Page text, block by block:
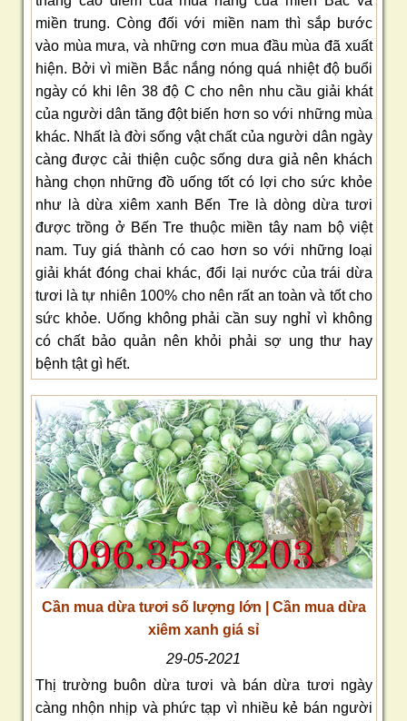
miền trung. Còng đối với miền nam thì sắp bước
vào mùa mưa, và những cơn mua đầu mùa đã xuất
hiện. Bởi vì miền Bắc nắng nóng quá nhiệt độ buổi
ngày có khi lên 38 độ C cho nên nhu cầu giải khát
của người dân tăng đột biến hơn so với những mùa
khác. Nhất là đời sống vật chất của người dân ngày
càng được cải thiện cuộc sống dưa giả nên khách
hàng chọn những đồ uống tốt có lợi cho sức khỏe
như là dừa xiêm xanh Bến Tre là dòng dừa tươi
được trồng ở Bến Tre thuộc miền tây nam bộ việt
nam. Tuy giá thành có cao hơn so với những loại
giải khát đóng chai khác, đổi lại nước của trái dừa
tươi là tự nhiên 100% cho nên rất an toàn và tốt cho
sức khỏe. Uống không phải cần suy nghỉ vì không
có chất bảo quản nên khỏi phải sợ ung thư hay
bệnh tật gì hết.
Cần mua dừa tươi số lượng lớn | Cần mua dừa
xiêm xanh giá sỉ
29-05-2021
Thị trường buôn dừa tươi và bán dừa tươi ngày
càng nhộn nhịp và phức tạp vì nhiều kẻ bán người